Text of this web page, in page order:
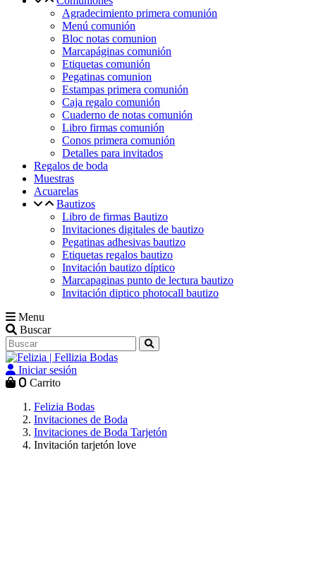
Agradecimiento primera comunión
Menú comunión
Bloc notas comunion
Marcapáginas comunión
Etiquetas comunión
Pegatinas comunion
Estampas primera comunión
Caja regalo comunión
Cuaderno de notas comunión
Libro firmas comunión
Conos primera comunión
Detalles para invitados
Regalos de boda
Muestras
Acuarelas
Bautizos
Libro de firmas Bautizo
Invitaciones digitales de bautizo
Pegatinas adhesivas bautizo
Etiquetas regalos bautizo
Invitación bautizo díptico
Marcapaginas punto de lectura bautizo
Invitación diptico photocall bautizo
Menu
Buscar
Iniciar sesión
0 Carrito
Felizia Bodas
Invitaciones de Boda
Invitaciones de Boda Tarjetón
Invitación tarjetón love